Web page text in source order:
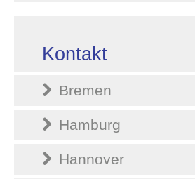
Kontakt
Bremen
Hamburg
Hannover